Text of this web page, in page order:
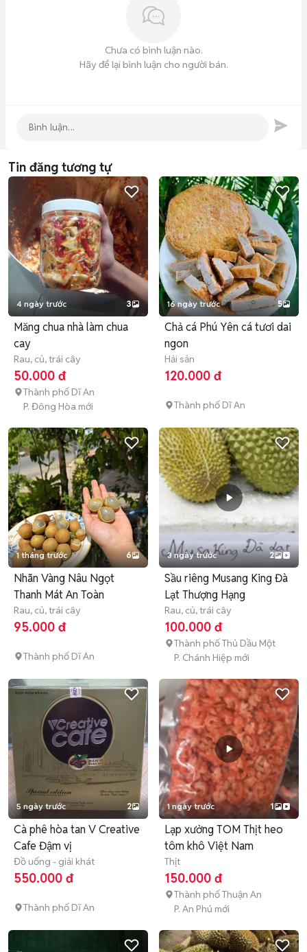
Chưa có bình luận nào.
Hãy để lại bình luận cho người bán.
Tin đăng tương tự
4 ngày trước 3
Măng chua nhà làm chua
cay
Rau, củ, trái cây
50.000 đ
Thành phố Dĩ An
P. Đông Hòa mới
16 ngày trước 5
Chả cá Phú Yên cá tươi dai
ngon
Hải sản
120.000 đ
Thành phố Dĩ An
1 tháng trước 6
Nhãn Vàng Nâu Ngọt
Thanh Mát An Toàn
Rau, củ, trái cây
95.000 đ
Thành phố Dĩ An
3 ngày trước 2
Sầu riêng Musang King Đà
Lạt Thượng Hạng
Rau, củ, trái cây
100.000 đ
Thành phố Thủ Dầu Một
P. Chánh Hiệp mới
5 ngày trước 2
Cà phê hòa tan V Creative
Cafe Đậm vị
Đồ uống - giải khát
550.000 đ
Thành phố Dĩ An
1 ngày trước 1
Lạp xưởng TOM Thịt heo
tôm khô Việt Nam
Thịt
150.000 đ
Thành phố Thuận An
P. An Phú mới